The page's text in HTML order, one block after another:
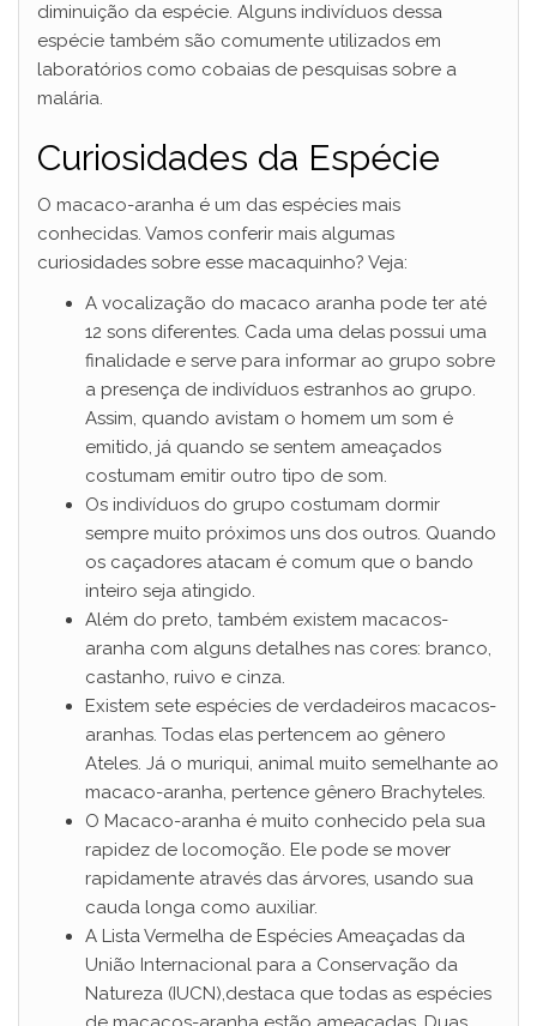
diminuição da espécie. Alguns indivíduos dessa
espécie também são comumente utilizados em
laboratórios como cobaias de pesquisas sobre a
malária.
Curiosidades da Espécie
O macaco-aranha é um das espécies mais
conhecidas. Vamos conferir mais algumas
curiosidades sobre esse macaquinho? Veja:
A vocalização do macaco aranha pode ter até
12 sons diferentes. Cada uma delas possui uma
finalidade e serve para informar ao grupo sobre
a presença de indivíduos estranhos ao grupo.
Assim, quando avistam o homem um som é
emitido, já quando se sentem ameaçados
costumam emitir outro tipo de som.
Os indivíduos do grupo costumam dormir
sempre muito próximos uns dos outros. Quando
os caçadores atacam é comum que o bando
inteiro seja atingido.
Além do preto, também existem macacos-
aranha com alguns detalhes nas cores: branco,
castanho, ruivo e cinza.
Existem sete espécies de verdadeiros macacos-
aranhas. Todas elas pertencem ao gênero
Ateles. Já o muriqui, animal muito semelhante ao
macaco-aranha, pertence gênero Brachyteles.
O Macaco-aranha é muito conhecido pela sua
rapidez de locomoção. Ele pode se mover
rapidamente através das árvores, usando sua
cauda longa como auxiliar.
A Lista Vermelha de Espécies Ameaçadas da
União Internacional para a Conservação da
Natureza (IUCN),destaca que todas as espécies